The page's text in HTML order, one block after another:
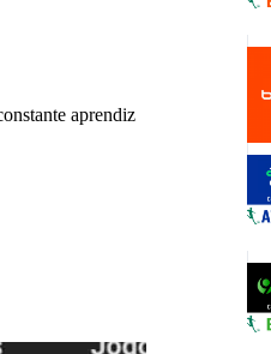
aprendiz